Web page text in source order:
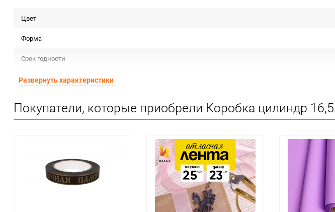
Цвет
Форма
Срок годности
Предназначение товара
Особые условия
Единица измерения
Развернуть характеристики
Покупатели, которые приобрели Коробка цилиндр